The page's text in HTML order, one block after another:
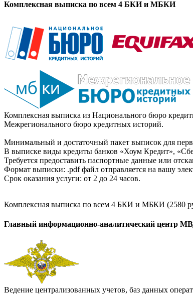
Комплексная выписка по всем 4 БКИ и МБКИ
Комплексная выписка из Национального бюро
Межрегионального бюро кредитных историй.
Минимальный и достаточный пакет выписок для
В выписке виды кредиты банков «Хоум Кредит»,
Требуется предоставить паспортные данные или
Формат выписки: .pdf файл отправляется на вашу
Срок оказания услуги: от 2 до 24 часов.
Комплексная выписка по всем 4 БКИ и МБКИ (2580
Главный информационно-аналитический центр
Ведение централизованных учетов, баз данных